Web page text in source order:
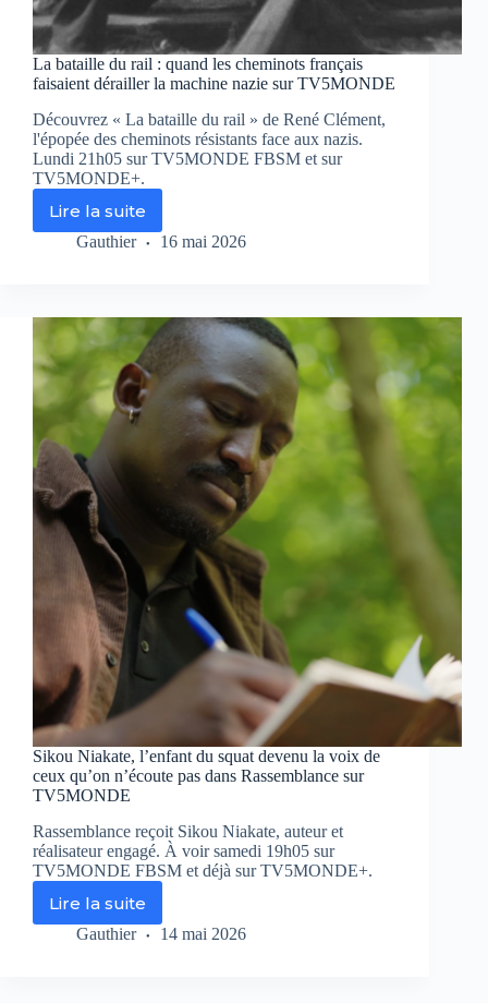
La bataille du rail : quand les cheminots français
faisaient dérailler la machine nazie sur TV5MONDE
Découvrez « La bataille du rail » de René Clément,
l'épopée des cheminots résistants face aux nazis.
Lundi 21h05 sur TV5MONDE FBSM et sur
TV5MONDE+.
Lire la suite
La
bataille
quand
les
cheminots
français
faisaient
dérailler
la
machine
nazie
sur
TV5MONDE
Gauthier 16 mai 2026
Sikou Niakate, l’enfant du squat devenu la voix de
ceux qu’on n’écoute pas dans Rassemblance sur
TV5MONDE
Rassemblance reçoit Sikou Niakate, auteur et
réalisateur engagé. À voir samedi 19h05 sur
TV5MONDE FBSM et déjà sur TV5MONDE+.
Lire la suite
Sikou
Niakate,
Gauthier 14 mai 2026